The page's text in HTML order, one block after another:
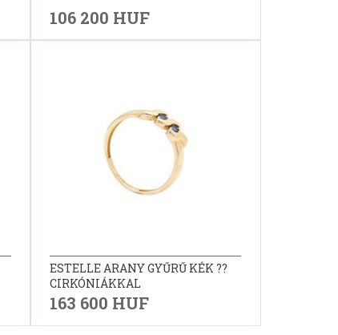
106 200 HUF
ESTELLE ARANY GYŰRŰ KÉK ??
CIRKÓNIÁKKAL
163 600 HUF